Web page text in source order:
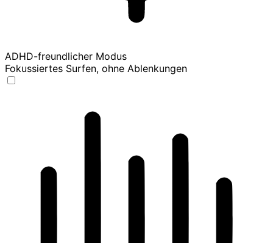
ADHD-freundlicher Modus
Fokussiertes Surfen, ohne Ablenkungen